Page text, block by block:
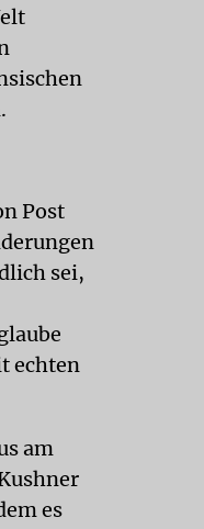
Post
sei,
echten
am
es